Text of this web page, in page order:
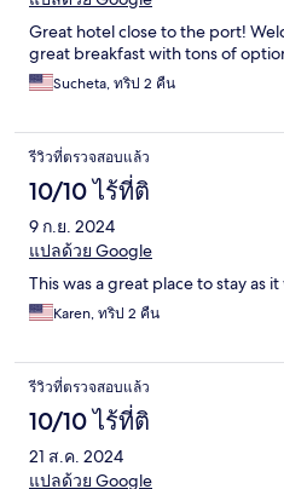
Great hotel close to the port!
great breakfast with tons of
Sucheta, ทริป 2 คืน
รีวิวที่ตรวจสอบแล้ว
10/10 ไร้ที่ติ
9 ก.ย. 2024
แปลด้วย Google
This was a great place to stay as
Karen, ทริป 2 คืน
รีวิวที่ตรวจสอบแล้ว
10/10 ไร้ที่ติ
21 ส.ค. 2024
แปลด้วย Google